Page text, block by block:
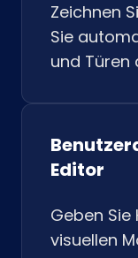
Zeichnen
Sie
und Türen
Editor
Geben
visuellen